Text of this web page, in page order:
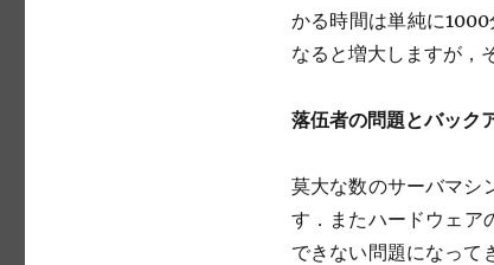
かる時間は単純に
なると増大しますが，
落伍者の問題とバック
莫大な数のサーバマシ
す．またハードウェア
できない問題になって